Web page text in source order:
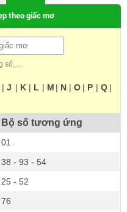
theo giấc mơ
số, ...
| J | K | L | M | N | O | P | Q |
Bộ số tương ứng
01
38 - 93 - 54
25 - 52
76